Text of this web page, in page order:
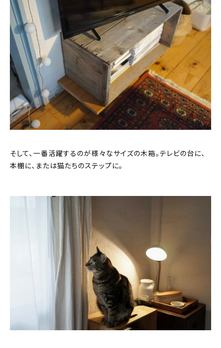
そして、一番活躍するのが様々なサイズの木箱。テレビの台に、
本棚に、または猫たちのステップに。